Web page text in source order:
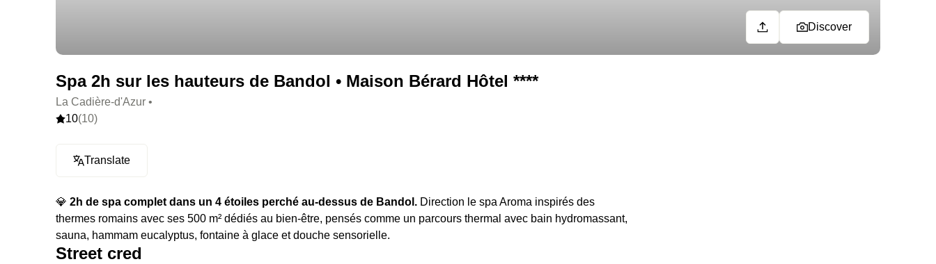
Discover
Spa 2h sur les hauteurs de Bandol • Maison Bérard Hôtel ****
La Cadière-d'Azur •
10(10)
Translate
💎 2h de spa complet dans un 4 étoiles perché au-dessus de Bandol. Direction le spa Aroma inspirés des
thermes romains avec ses 500 m² dédiés au bien-être, pensés comme un parcours thermal avec bain hydromassant,
sauna, hammam eucalyptus, fontaine à glace et douche sensorielle.
Street cred